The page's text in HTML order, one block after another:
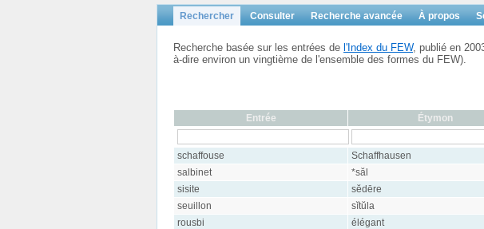
Rechercher Consulter Recherche avancée À propos
Recherche basée sur les entrées de l'Index du FEW, publié en
à-dire environ un vingtième de l'ensemble des formes du FEW).
Entrée Étymon
schaffouse Schaffhausen
salbinet
*săl
sisite
sĕdēre
seuillon
sĭtŭla
rousbi
élégant